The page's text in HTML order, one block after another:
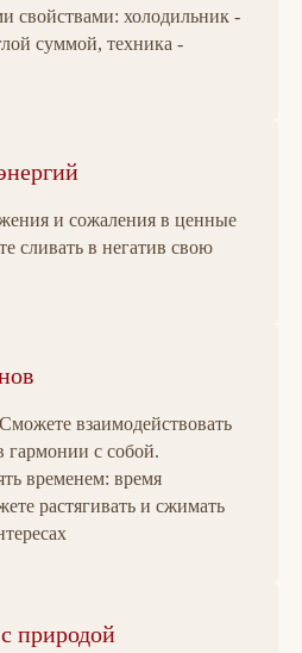
свойствами: холодильник -
суммой, техника -
и сожаления в ценные
сливать в негатив свою
взаимодействовать
с собой.
временем: время
растягивать и сжимать
природой